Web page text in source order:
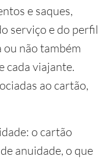
e saques,
serviço e do perfil
ou não também
cada viajante.
ao cartão,
o cartão
anuidade, o que